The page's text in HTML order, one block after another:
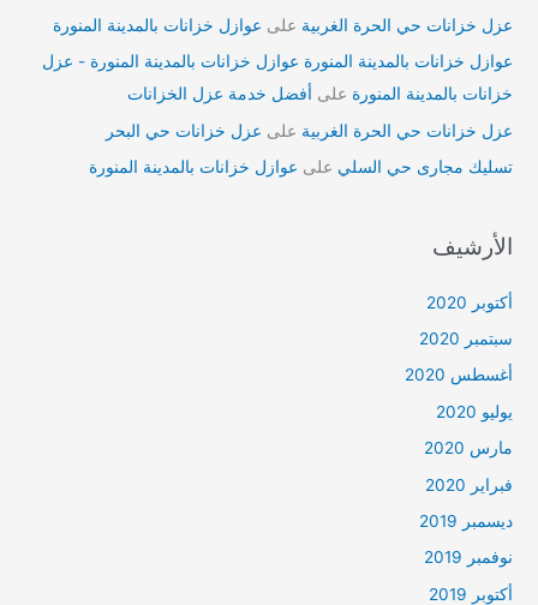
عزل خزانات حي الحرة الغربية على عوازل خزانات بالمدينة المنورة
عوازل خزانات بالمدينة المنورة عوازل خزانات بالمدينة المنورة - عزل
خزانات بالمدينة المنورة على أفضل خدمة عزل الخزانات
عزل خزانات حي الحرة الغربية على عزل خزانات حي البحر
تسليك مجارى حي السلي على عوازل خزانات بالمدينة المنورة
الأرشيف
أكتوبر 2020
سبتمبر 2020
أغسطس 2020
يوليو 2020
مارس 2020
فبراير 2020
ديسمبر 2019
نوفمبر 2019
أكتوبر 2019